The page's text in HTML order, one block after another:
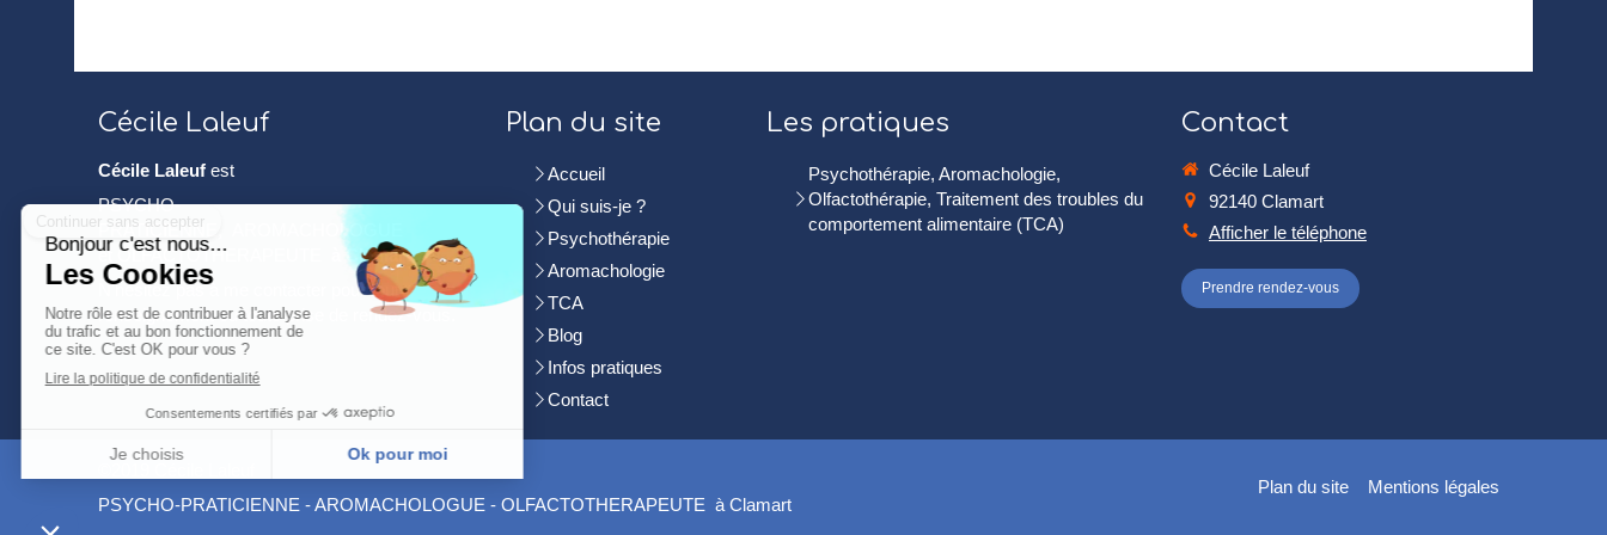
Cécile Laleuf
Cécile Laleuf est
PSYCHO-
PRATICIENNE, AROMACHOLOGUE
et OLFACTOTHERAPEUTE
à Clamart.
N'hésitez pas à me contacter pour tout
renseignement ou toute prise de rendez-vous.
Plan du site
Accueil
Qui suis-je ?
Psychothérapie
Aromachologie
TCA
Blog
Infos pratiques
Contact
Les pratiques
Psychothérapie, Aromachologie,
Olfactothérapie, Traitement des troubles du
comportement alimentaire (TCA)
Contact
Cécile Laleuf
92140 Clamart
Afficher le téléphone
Prendre rendez-vous
PSYCHO-PRATICIENNE - AROMACHOLOGUE - OLFACTOTHERAPEUTE à Clamart
Plan du site Mentions légales